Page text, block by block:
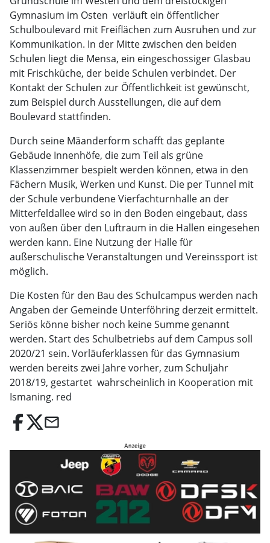
Gymnasium im Osten  verläuft ein öffentlicher
Schulboulevard mit Freiflächen zum Ausruhen und zur
Kommunikation. In der Mitte zwischen den beiden
Schulen liegt die Mensa, ein eingeschossiger Glasbau
mit Frischküche, der beide Schulen verbindet. Der
Kontakt der Schulen zur Öffentlichkeit ist gewünscht,
zum Beispiel durch Ausstellungen, die auf dem
Boulevard stattfinden.
Durch seine Mäanderform schafft das geplante
Gebäude Innenhöfe, die zum Teil als grüne
Klassenzimmer bespielt werden können, etwa in den
Fächern Musik, Werken und Kunst. Die per Tunnel mit
der Schule verbundene Vierfachturnhalle an der
Mitterfeldallee wird so in den Boden eingebaut, dass
von außen über den Luftraum in die Hallen eingesehen
werden kann. Eine Nutzung der Halle für
außerschulische Veranstaltungen und Vereinssport ist
möglich.
Die Kosten für den Bau des Schulcampus werden nach
Angaben der Gemeinde Unterföhring derzeit ermittelt.
Seriös könne bisher noch keine Summe genannt
werden. Start des Schulbetriebs auf dem Campus soll
2020/21 sein. Vorläuferklassen für das Gymnasium
werden bereits zwei Jahre vorher, zum Schuljahr
2018/19, gestartet  wahrscheinlich in Kooperation mit
Ismaning. red
email